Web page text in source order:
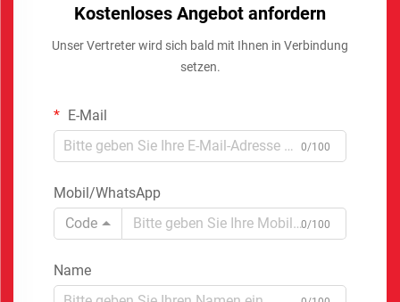
Kostenloses Angebot anfordern
Unser Vertreter wird sich bald mit Ihnen in Verbindung
setzen.
E-Mail
0/100
Mobil/WhatsApp
Code
0/100
Name